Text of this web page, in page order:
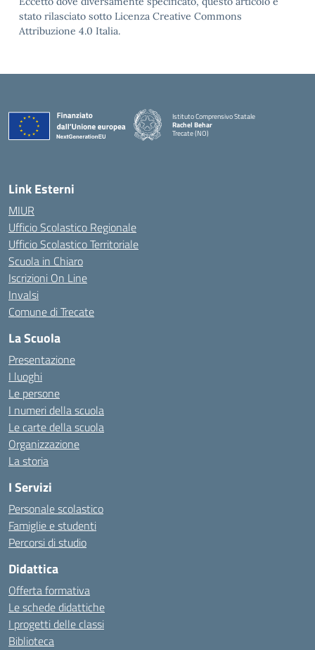
stato rilasciato sotto Licenza Creative Commons
Attribuzione 4.0 Italia.
Istituto Comprensivo Statale
Rachel Behar
Trecate (NO)
Link Esterni
MIUR
Ufficio Scolastico Regionale
Ufficio Scolastico Territoriale
Scuola in Chiaro
Iscrizioni On Line
Invalsi
Comune di Trecate
La Scuola
Presentazione
I luoghi
Le persone
I numeri della scuola
Le carte della scuola
Organizzazione
La storia
I Servizi
Personale scolastico
Famiglie e studenti
Percorsi di studio
Didattica
Offerta formativa
Le schede didattiche
I progetti delle classi
Biblioteca